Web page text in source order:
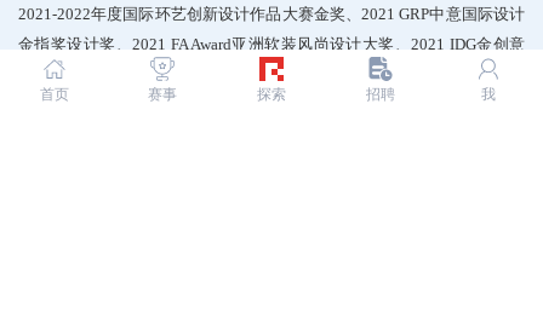
2021-2022年度国际环艺创新设计作品大赛金奖、2021 GRP中意国际设计
金指奖设计奖、2021 FA Award亚洲软装风尚设计大奖、2021 IDG金创意
国际空间设计大奖、2021国潮星设计【百强设计师奖】等荣誉。
首页 赛事 探索 招聘 我